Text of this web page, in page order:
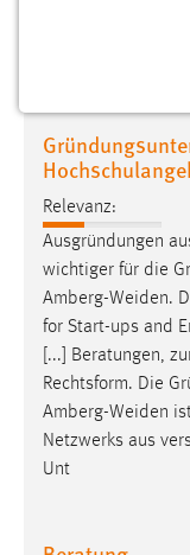
2023/2024 (3
Relevanz:
Ausgründungen
wichtiger für die
Amberg-Weiden .
for Start-ups and
[...] Beratungen,
Rechtsform. Die
Amberg-Weiden
Netzwerks aus
Unt
Beratung
Notwendige
Funktionen
Website
Name:
cookie_consent
Zweck:
Dieser Cookie
Optionen des
Cookie